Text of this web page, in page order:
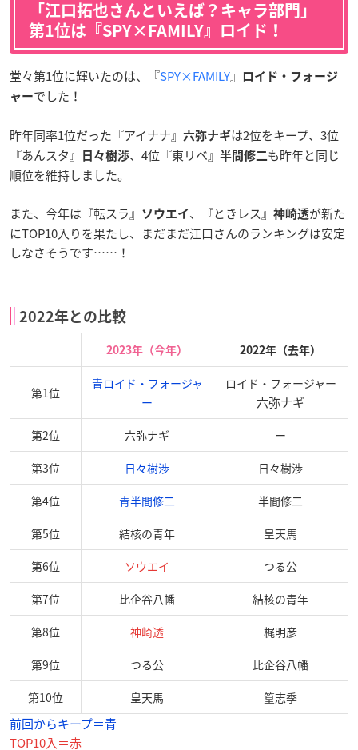
「江口拓也さんといえば？キャラ部門」
第1位は『SPY×FAMILY』ロイド！
堂々第1位に輝いたのは、『SPY×FAMILY』
ロイド・フォージ
ャーでした！
昨年同率1位だった『アイナナ』 六弥ナギは2位をキープ、3位
『あんスタ』
日々樹渉、4位『東リベ』 半間修二 も昨年と同じ
順位を維持しました。
また、今年は『転スラ』 ソウエイ 、『ときレス』 神崎透が新た
にTOP10入りを果たし、まだまだ江口さんのランキングは安定
しなさそうです……！
2022年との比較
2023年（今年） 2022年（去年）
第1位
青ロイド・フォージャ
ー
ロイド・フォージャー
六弥ナギ
第2位 六弥ナギ ー
第3位 日々樹渉 日々樹渉
第4位 青半間修二 半間修二
第5位 結核の青年 皇天馬
第6位 ソウエイ つる公
第7位 比企谷八幡 結核の青年
第8位 神崎透 梶明彦
第9位 つる公 比企谷八幡
第10位 皇天馬 篁志季
前回からキープ＝青
TOP10入＝赤